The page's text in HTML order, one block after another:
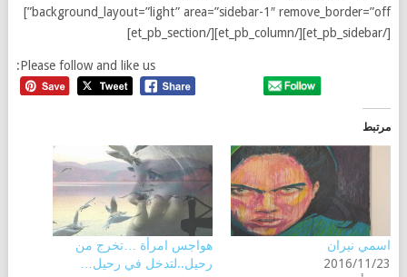
background_layout=”light” area=”sidebar-1″ remove_border=”off”]
[/et_pb_sidebar][/et_pb_column][/et_pb_section]
Please follow and like us:
مرتبط
اسمي نيران
2016/11/23
هواجس امرأة …تخرج من
رحيل..لتدخل في رحيل…